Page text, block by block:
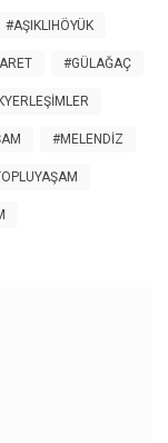
#AŞIKLIHÖYÜK
#GÜLAĞAÇ
#MELENDIZ